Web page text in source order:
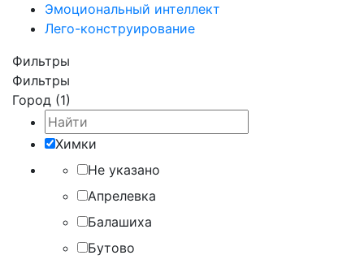
Эмоциональный интеллект
Лего-конструирование
Фильтры
Фильтры
Город (1)
Химки
Не указано
Апрелевка
Балашиха
Бутово